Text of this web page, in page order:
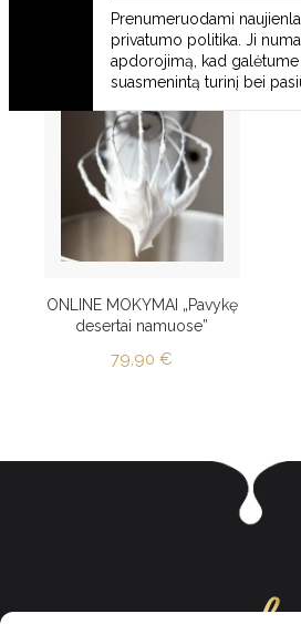
Iškeltos
ONLINE MOKYMAI „Pavykę
desertai namuose”
79,90€
Prenumeruodami
privatumo politika . Ji
apdorojimą, kad
suasmenintą turinį bei